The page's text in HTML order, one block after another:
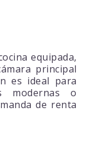
equipada,
principal
es ideal para
modernas o
de renta